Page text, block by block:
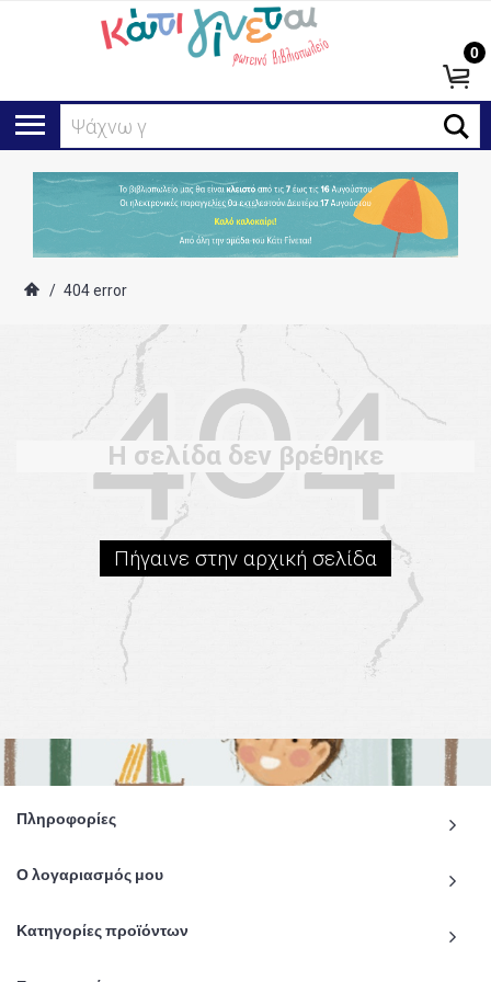
Ψάχνω για
0
/ 404 error
Η σελίδα δεν βρέθηκε
Πήγαινε στην αρχική σελίδα
Πληροφορίες
Ο λογαριασμός μου
Κατηγορίες προϊόντων